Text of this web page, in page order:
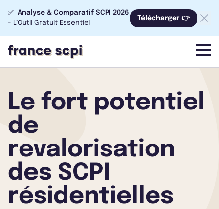
✅ Analyse & Comparatif SCPI 2026
- L’Outil Gratuit Essentiel
Télécharger 👉
menu
Le fort potentiel
de
revalorisation
des SCPI
résidentielles